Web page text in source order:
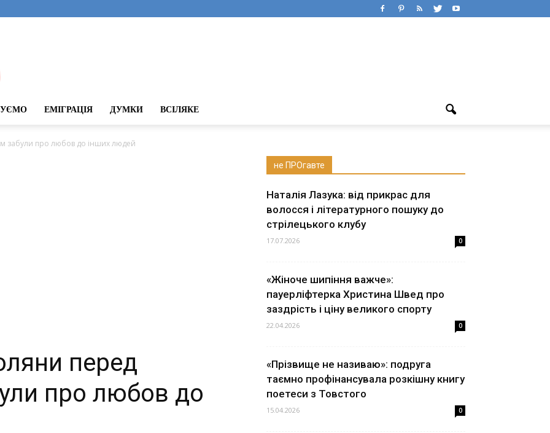
ЕМІГРАЦІЯ ДУМКИ ВСІЛЯКЕ
забули про любов до інших людей
перед
про любов до
не ПРОгавте
Наталія Лазука: від прикрас для
волосся і літературного пошуку до
стрілецького клубу
17.07.2026 0
«Жіноче шипіння важче»:
пауерліфтерка Христина Швед про
заздрість і ціну великого спорту
22.04.2026 0
«Прізвище не називаю»: подруга
таємно профінансувала розкішну книгу
поетеси з Товстого
15.04.2026 0